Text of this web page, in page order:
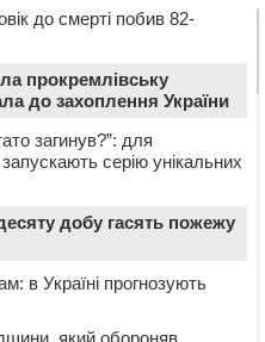
до смерті побив 82-
прокремлівську
до захоплення України
загинув?”: для
серію унікальних
добу гасять пожежу
в Україні прогнозують
який обороняв